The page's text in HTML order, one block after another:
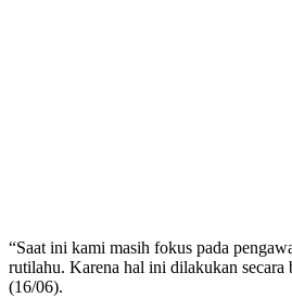
“Saat ini kami masih fokus pada
rutilahu. Karena hal ini dilakukan secara
(16/06).